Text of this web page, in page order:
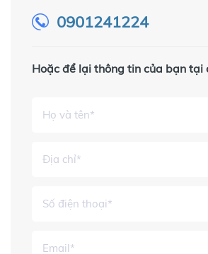
0901241224
Hoặc để lại thông tin của bạn tại